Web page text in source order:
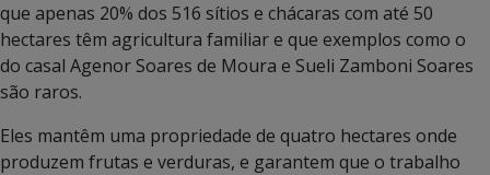
que apenas 20% dos 516 sítios e chácaras com até 50
hectares têm agricultura familiar e que exemplos como o
do casal Agenor Soares de Moura e Sueli Zamboni Soares
são raros.
Eles mantêm uma propriedade de quatro hectares onde
produzem frutas e verduras, e garantem que o trabalho